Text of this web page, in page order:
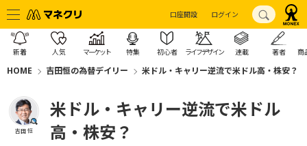
口座開設 ログイン
新着 人気 マーケット 特集 初心者 ライフデザイン 連載 著者 商
HOME 吉田恒の為替デイリー 米ドル・キャリー逆流で米ドル高・株安？
吉田 恒
米ドル・キャリー逆流で米ドル
高・株安？